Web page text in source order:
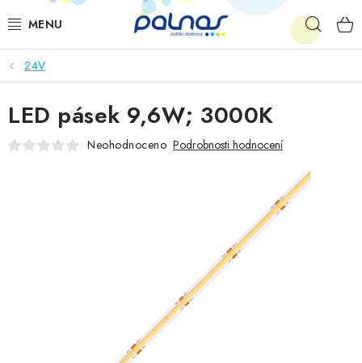
na
OSVĚTLENÍ INTERIÉRU
LED
VENKOVNÍ OSVĚTLENÍ
24V
LED pásek 9,6W; 3000K
Neohodnoceno Podrobnosti hodnocení